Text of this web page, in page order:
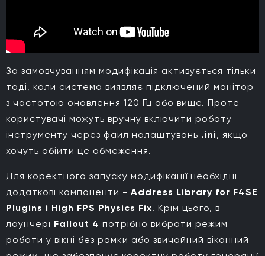
За замовчуванням модифікація активується тільки
тоді, коли система виявляє підключений монітор
з частотою оновлення 120 Гц або вище. Проте
користувачі можуть вручну включити роботу
інструменту через файл налаштувань .ini, якщо
хочуть обійти це обмеження.
Для коректного запуску модифікації необхідні
додаткові компоненти - Address Library for F4SE
Plugins і High FPS Physics Fix. Крім цього, в
лаунчері Fallout 4 потрібно вибрати режим
роботи у вікні без рамки або звичайний віконний